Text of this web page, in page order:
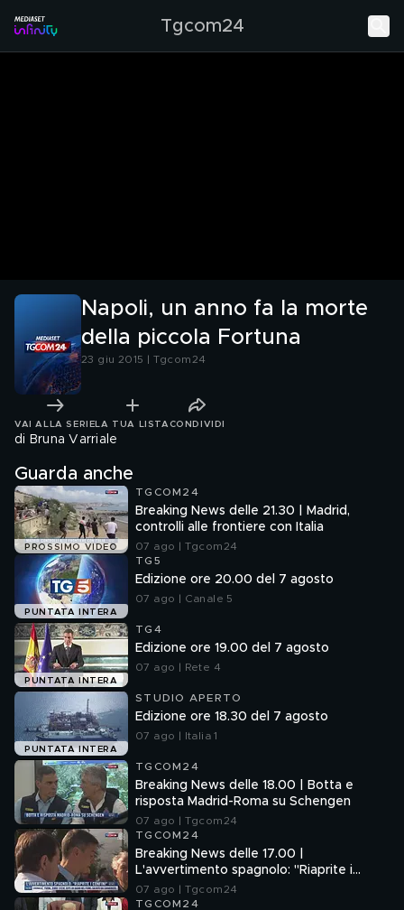
Tgcom24
Napoli, un anno fa la morte
della piccola Fortuna
23 giu 2015 | Tgcom24
VAI ALLA SERIE LA TUA LISTA CONDIVIDI
di Bruna Varriale
Guarda anche
PROSSIMO VIDEO
TGCOM24
Breaking News delle 21.30 | Madrid,
controlli alle frontiere con Italia
07 ago | Tgcom24
PUNTATA INTERA
TG5
Edizione ore 20.00 del 7 agosto
07 ago | Canale 5
PUNTATA INTERA
TG4
Edizione ore 19.00 del 7 agosto
07 ago | Rete 4
PUNTATA INTERA
STUDIO APERTO
Edizione ore 18.30 del 7 agosto
07 ago | Italia 1
TGCOM24
Breaking News delle 18.00 | Botta e
risposta Madrid-Roma su Schengen
07 ago | Tgcom24
TGCOM24
Breaking News delle 17.00 |
L'avvertimento spagnolo: "Riaprite i
confini"
07 ago | Tgcom24
TGCOM24